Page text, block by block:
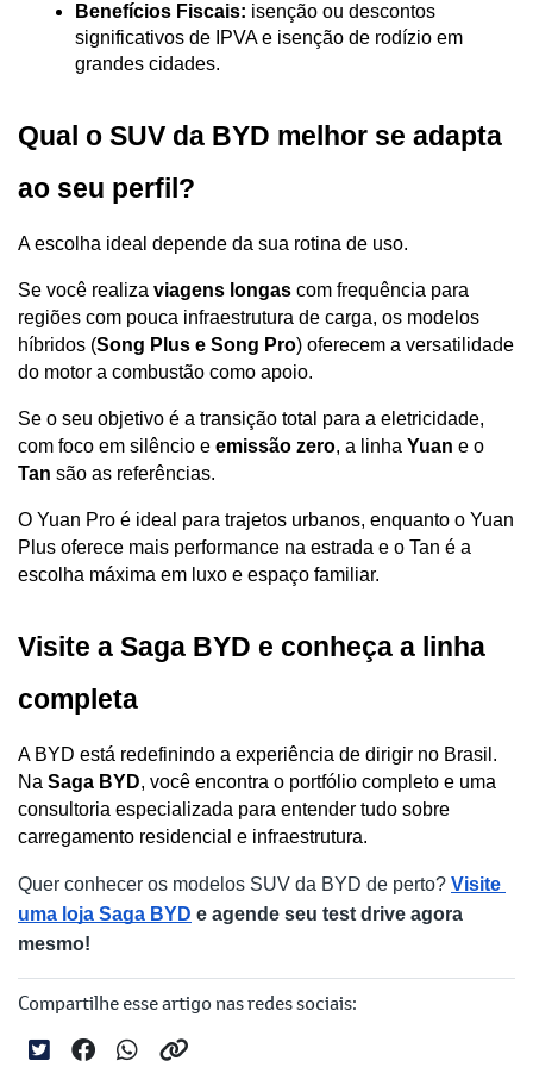
Benefícios Fiscais: isenção ou descontos
significativos de IPVA e isenção de rodízio em
grandes cidades.
Qual o SUV da BYD melhor se adapta
ao seu perfil?
A escolha ideal depende da sua rotina de uso.
Se você realiza viagens longas com frequência para
regiões com pouca infraestrutura de carga, os modelos
híbridos (Song Plus e Song Pro) oferecem a versatilidade
do motor a combustão como apoio.
Se o seu objetivo é a transição total para a eletricidade,
com foco em silêncio e emissão zero, a linha Yuan
Tan são as referências.
O Yuan Pro é ideal para trajetos urbanos, enquanto o Yuan
Plus oferece mais performance na estrada e o Tan é a
escolha máxima em luxo e espaço familiar.
Visite a Saga BYD e conheça a linha
completa
A BYD está redefinindo a experiência de dirigir no Brasil.
Na Saga BYD, você encontra o portfólio completo e uma
consultoria especializada para entender tudo sobre
carregamento residencial e infraestrutura.
Quer conhecer os modelos SUV da BYD de perto? Visite
uma loja Saga BYD e agende seu test drive agora
mesmo!
Compartilhe esse artigo nas redes sociais: